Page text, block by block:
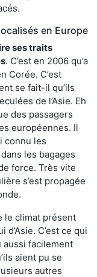
en Europe
ses traits
. C’est en 2006 qu’a
Corée. C’est
se fait-il qu’ils
de l’Asie. Eh
des passagers
européennes. Il
connu les
les bagages
force. Très vite
s’est propagée
le climat présent
C’est ce qui
aussi facilement
aient pu se
autres